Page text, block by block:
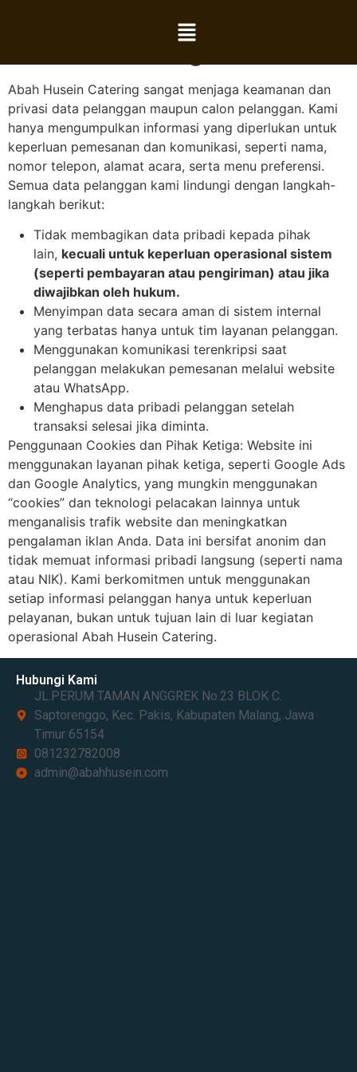
Kebijakan Privasi Abah
Husein Catering
Abah Husein Catering sangat menjaga keamanan dan
privasi data pelanggan maupun calon pelanggan. Kami
hanya mengumpulkan informasi yang diperlukan untuk
keperluan pemesanan dan komunikasi, seperti nama,
nomor telepon, alamat acara, serta menu preferensi.
Semua data pelanggan kami lindungi dengan langkah-
langkah berikut:
Tidak membagikan data pribadi kepada pihak
lain, kecuali untuk keperluan operasional sistem
(seperti pembayaran atau pengiriman) atau jika
diwajibkan oleh hukum.
Menyimpan data secara aman di sistem internal
yang terbatas hanya untuk tim layanan pelanggan.
Menggunakan komunikasi terenkripsi saat
pelanggan melakukan pemesanan melalui website
atau WhatsApp.
Menghapus data pribadi pelanggan setelah
transaksi selesai jika diminta.
Penggunaan Cookies dan Pihak Ketiga: Website ini
menggunakan layanan pihak ketiga, seperti Google Ads
dan Google Analytics, yang mungkin menggunakan
“cookies” dan teknologi pelacakan lainnya untuk
menganalisis trafik website dan meningkatkan
pengalaman iklan Anda. Data ini bersifat anonim dan
tidak memuat informasi pribadi langsung (seperti nama
atau NIK). Kami berkomitmen untuk menggunakan
setiap informasi pelanggan hanya untuk keperluan
pelayanan, bukan untuk tujuan lain di luar kegiatan
operasional Abah Husein Catering.
Hubungi Kami
JL.PERUM TAMAN ANGGREK No.23 BLOK C.
Saptorenggo, Kec. Pakis, Kabupaten Malang, Jawa
Timur 65154​
081232782008
admin@abahhusein.com